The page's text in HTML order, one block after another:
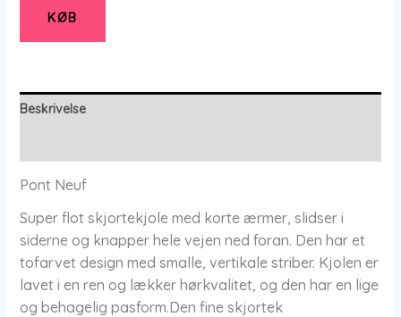
Pncanna
-
S/40
antal
KØB
Beskrivelse
Pont Neuf
Super flot skjortekjole med korte ærmer, slidser i
siderne og knapper hele vejen ned foran. Den har et
tofarvet design med smalle, vertikale striber. Kjolen er
lavet i en ren og lækker hørkvalitet, og den har en lige
og behagelig pasform.Den fine skjortek